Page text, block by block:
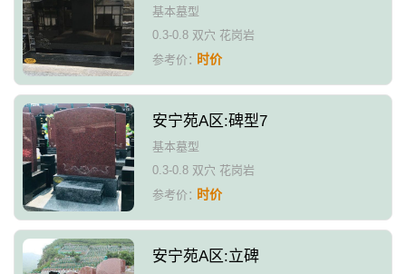
基本墓型
0.3-0.8 双穴 花岗岩
参考价：时价
安宁苑A区:碑型7
基本墓型
0.3-0.8 双穴 花岗岩
参考价：时价
安宁苑A区:立碑